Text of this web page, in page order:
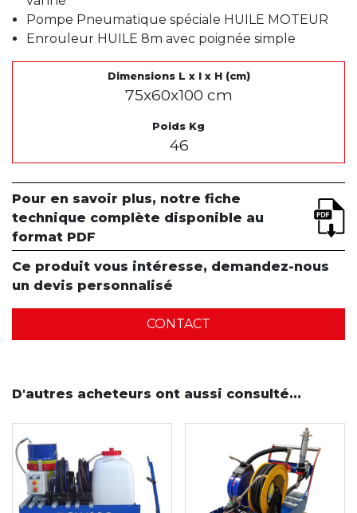
Pompe Pneumatique spéciale HUILE MOTEUR
Enrouleur HUILE 8m avec poignée simple
Dimensions L x l x H (cm)
75x60x100 cm
Poids Kg
46
Pour en savoir plus, notre fiche
technique complète disponible au
format PDF
Ce produit vous intéresse, demandez-nous
un devis personnalisé
CONTACT
D'autres acheteurs ont aussi consulté...